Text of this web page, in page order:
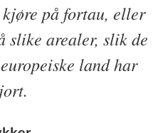
på fortau, eller
slike arealer, slik de
land har